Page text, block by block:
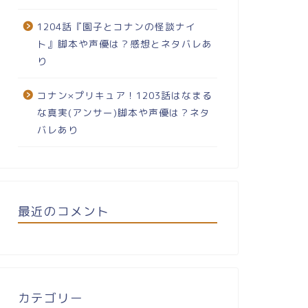
1204話『園子とコナンの怪談ナイ
ト』脚本や声優は？感想とネタバレあ
り
コナン×プリキュア！1203話はなまる
な真実(アンサー)脚本や声優は？ネタ
バレあり
最近のコメント
カテゴリー